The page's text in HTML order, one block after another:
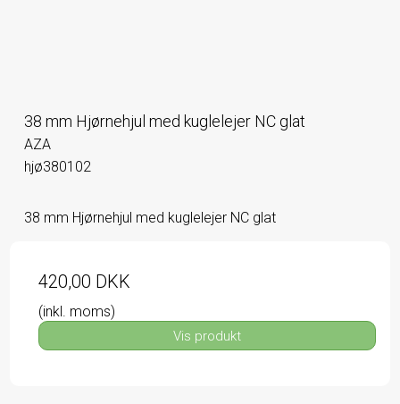
38 mm Hjørnehjul med kuglelejer NC glat
AZA
hjø380102
38 mm Hjørnehjul med kuglelejer NC glat
420,00 DKK
(inkl. moms)
Vis produkt